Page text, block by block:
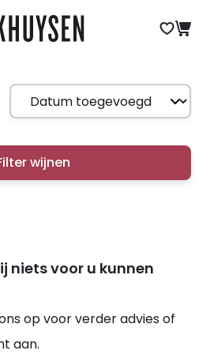
wijnen
niets voor u kunnen
op voor verder advies of
aan.